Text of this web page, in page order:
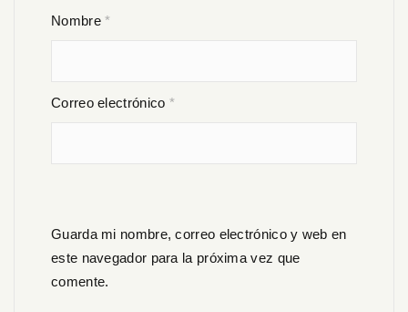
Nombre*
Correo electrónico *
Guarda mi nombre, correo electrónico y web en
este navegador para la próxima vez que
comente.